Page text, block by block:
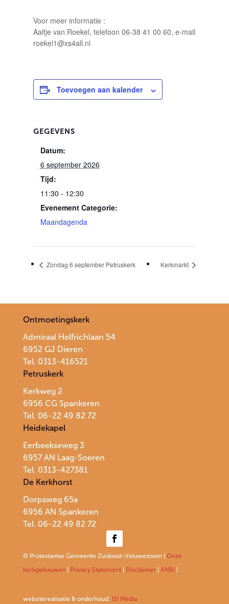
Voor meer informatie :
Aaltje van Roekel, telefoon 06-38 41 00 60, e-mail
roekel1@xs4all.nl
Toevoegen aan kalender
GEGEVENS
Datum:
6 september 2026
Tijd:
11:30 - 12:30
Evenement Categorie:
Maandagenda
Zondag 6 september Petruskerk Kerkmarkt
Ontmoetingskerk
Admiraal Helfrichlaan 54
6952 GJ Dieren
Tel. 0313-416521
Petruskerk
Kerkweg 2
6956 CG Spankeren
Tel. 06-22 49 82 72
Heidekapel
Eerbeekseweg 3
6957 AN Laag-Soeren
Tel. 0313-427381
De Kerkhorst
Dorpsweg 65a
6956 AN Spankeren
Tel. 06-22 49 82 72
© Protestantse Gemeente Zuidoost-Veluwezoom | Onze
kerkgebouwen| Privacy Statement| Disclaimer ANBI
websiterealisatie & onderhoud: ISI Media